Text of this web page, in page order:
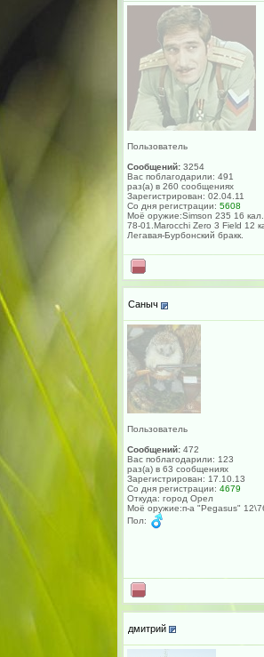
Пользователь
Сообщений: 3254
Вас поблагодарили: 491
раз(а) в 260 сообщениях
Зарегистрирован: 02.04.11
Со дня регистрации: 5608
Моё оружие:Simson 235 16
78-01.Marocchi Zero 3 Field 12
Легавая-Бурбонский бракк.
Саныч
Пользователь
Сообщений: 472
Вас поблагодарили: 123
раз(а) в 63 сообщениях
Зарегистрирован: 17.10.13
Со дня регистрации: 4679
Откуда: город Орел
Моё оружие:п-а "Pеgasus"
Пол:
дмитрий